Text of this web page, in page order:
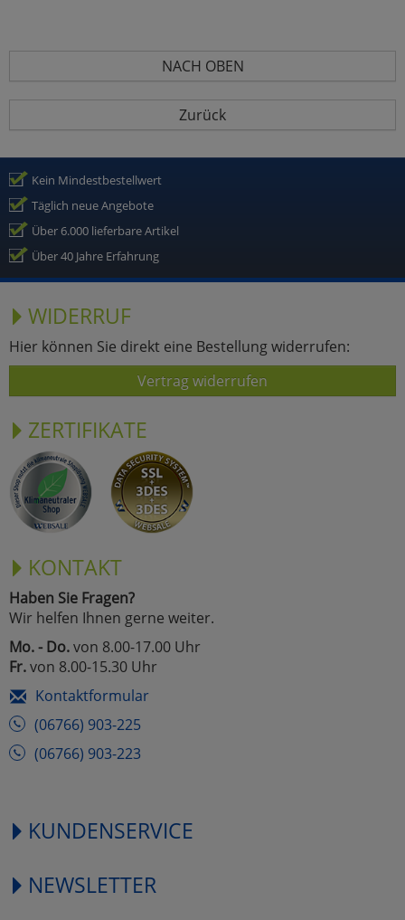
NACH OBEN
Zurück
Kein Mindestbestellwert
Täglich neue Angebote
Über 6.000 lieferbare Artikel
Über 40 Jahre Erfahrung
WIDERRUF
Hier können Sie direkt eine Bestellung widerrufen:
Vertrag widerrufen
ZERTIFIKATE
KONTAKT
Haben Sie Fragen?
Wir helfen Ihnen gerne weiter.
Mo. - Do.von 8.00-17.00 Uhr
Fr.von 8.00-15.30 Uhr
Kontaktformular
(06766) 903-225
(06766) 903-223
KUNDENSERVICE
NEWSLETTER